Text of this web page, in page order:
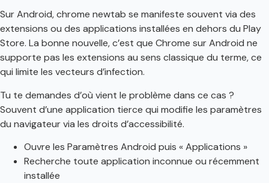
Sur Android, chrome newtab se manifeste souvent via des
extensions ou des applications installées en dehors du Play
Store. La bonne nouvelle, c’est que Chrome sur Android ne
supporte pas les extensions au sens classique du terme, ce
qui limite les vecteurs d’infection.
Tu te demandes d’où vient le problème dans ce cas ?
Souvent d’une application tierce qui modifie les paramètres
du navigateur via les droits d’accessibilité.
Ouvre les Paramètres Android puis « Applications »
Recherche toute application inconnue ou récemment
installée